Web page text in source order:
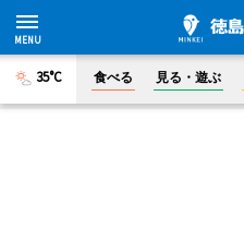
35°C 食べる 見る・遊ぶ